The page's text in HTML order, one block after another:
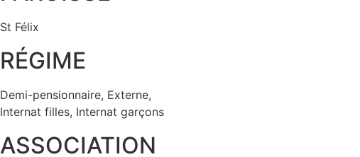
St Félix
RÉGIME
Demi-pensionnaire, Externe,
Internat filles, Internat garçons
ASSOCIATION